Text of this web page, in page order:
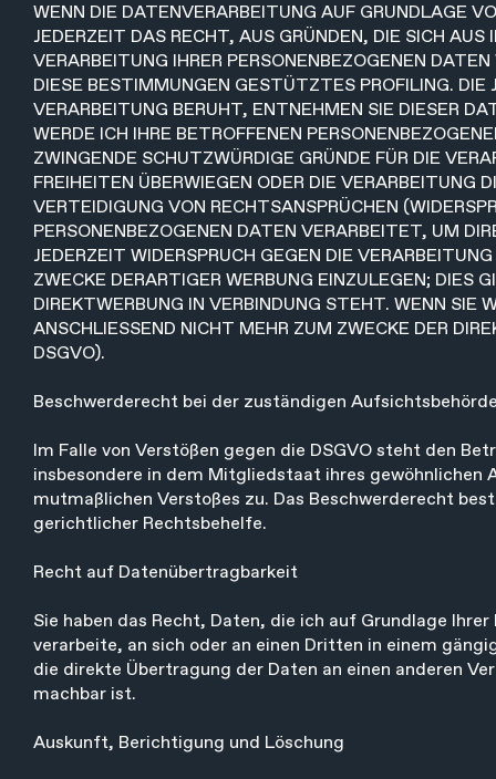
WENN DIE DATENVERARBEITUNG AUF GRUNDLAGE
JEDERZEIT DAS RECHT, AUS GRÜNDEN, DIE SICH
VERARBEITUNG IHRER PERSONENBEZOGENEN
DIESE BESTIMMUNGEN GESTÜTZTES PROFILING.
VERARBEITUNG BERUHT, ENTNEHMEN SIE DIESER
WERDE ICH IHRE BETROFFENEN
ZWINGENDE SCHUTZWÜRDIGE GRÜNDE FÜR DIE
FREIHEITEN ÜBERWIEGEN ODER DIE VERARBEITUNG
VERTEIDIGUNG VON RECHTSANSPRÜCHEN
PERSONENBEZOGENEN DATEN VERARBEITET, UM
JEDERZEIT WIDERSPRUCH GEGEN DIE
ZWECKE DERARTIGER WERBUNG EINZULEGEN; DIES
DIREKTWERBUNG IN VERBINDUNG STEHT. WENN SIE
ANSCHLIESSEND NICHT MEHR ZUM ZWECKE DER
DSGVO).
Beschwerderecht bei der zuständigen
Im Falle von Verstößen gegen die DSGVO steht den
insbesondere in dem Mitgliedstaat ihres
mutmaßlichen Verstoßes zu. Das Beschwerderecht
gerichtlicher Rechtsbehelfe.
Recht auf Datenübertragbarkeit
Sie haben das Recht, Daten, die ich auf Grundlage
verarbeite, an sich oder an einen Dritten in einem
die direkte Übertragung der Daten an einen anderen
machbar ist.
Auskunft, Berichtigung und Löschung